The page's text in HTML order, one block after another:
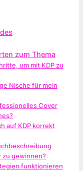
zum Thema
um mit KDP zu
Nische für mein
Cover
auf KDP korrekt
zu gewinnen?
funktionieren